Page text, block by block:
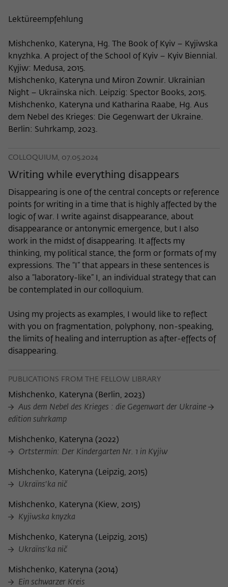
Lektüreempfehlung
Mishchenko, Kateryna, Hg. The Book of Kyiv – Kyjiwska
knyzhka. A project of the School of Kyiv – Kyiv Biennial.
Kyjiw: Medusa, 2015.
Mishchenko, Kateryna und Miron Zownir. Ukrainian
Night – Ukraïnska nich. Leipzig: Spector Books, 2015.
Mishchenko, Kateryna und Katharina Raabe, Hg. Aus
dem Nebel des Krieges: Die Gegenwart der Ukraine.
Berlin: Suhrkamp, 2023.
COLLOQUIUM, 07.05.2024
Writing while everything disappears
Disappearing is one of the central concepts or reference
points for writing in a time that is highly affected by the
logic of war. I write against disappearance, about
disappearance or antonymic emergence, but I also
work in the midst of disappearing. It affects my
thinking, my political stance, the form or formats of my
expressions. The “I” that appears in these sentences is
also a “laboratory-like” I, an individual strategy that can
be contemplated in our colloquium.
Using my projects as examples, I would like to reflect
with you on fragmentation, polyphony, non-speaking,
the limits of healing and interruption as after-effects of
disappearing.
PUBLICATIONS FROM THE FELLOW LIBRARY
Mishchenko, Kateryna ( Berlin, 2023)
Aus dem Nebel des Krieges : die Gegenwart der Ukraine
edition suhrkamp
Mishchenko, Kateryna (2022)
Ortstermin: Der Kindergarten Nr. 1 in Kyjiw
Mishchenko, Kateryna ( Leipzig, 2015)
Ukraïnsʹka nič
Mishchenko, Kateryna ( Kiew, 2015)
Kyjiwska knyzka
Mishchenko, Kateryna ( Leipzig, 2015)
Ukraïnsʹka nič
Mishchenko, Kateryna (2014)
Ein schwarzer Kreis